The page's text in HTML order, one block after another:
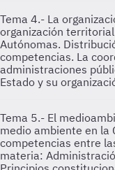
Tema 4.- La
organización
Autónomas.
competencias. La
administraciones
Estado y su
Tema 5.- El
medio ambiente en la
competencias entre
materia: